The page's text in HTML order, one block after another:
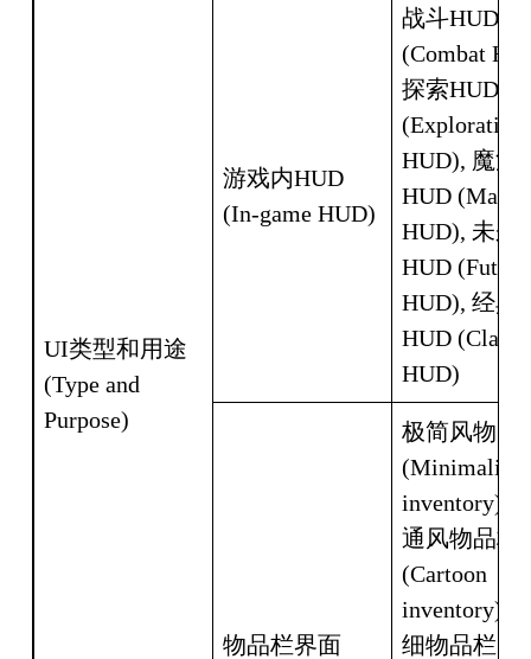
UI类型和用途
(Type and
Purpose)
游戏内HUD
(In-game HUD)
战斗HUD
(Combat
探索HUD
(Exploration
HUD), 魔法
HUD (Magic
HUD), 未来
HUD
HUD), 经典
HUD
HUD)
物品栏界面
极简风物品
(Minimalist
inventory),
通风物品栏
(Cartoon
inventory),
细物品栏